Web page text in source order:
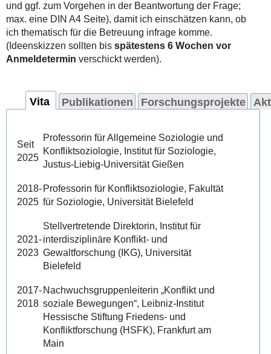
und ggf. zum Vorgehen in der Beantwortung der Frage;
max. eine DIN A4 Seite), damit ich einschätzen kann, ob
ich thematisch für die Betreuung infrage komme.
(Ideenskizzen sollten bis spätestens 6 Wochen vor
Anmeldetermin verschickt werden).
Vita Publikationen Forschungsprojekte
Seit
2025
Professorin für Allgemeine Soziologie und
Konfliktsoziologie, Institut für Soziologie,
Justus-Liebig-Universität Gießen
2018-
2025
Professorin für Konfliktsoziologie, Fakultät
für Soziologie, Universität Bielefeld
2021-
2023
Stellvertretende Direktorin, Institut für
interdisziplinäre Konflikt- und
Gewaltforschung (IKG), Universität
Bielefeld
2017-
2018
Nachwuchsgruppenleiterin „Konflikt und
soziale Bewegungen“, Leibniz-Institut
Hessische Stiftung Friedens- und
Konfliktforschung (HSFK), Frankfurt am
Main